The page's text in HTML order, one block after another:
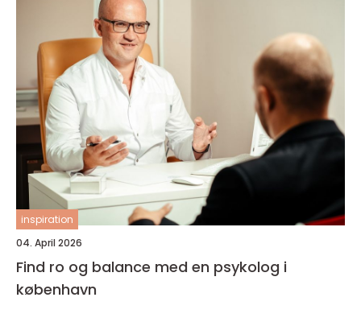
inspiration
04. April 2026
Find ro og balance med en psykolog i
københavn